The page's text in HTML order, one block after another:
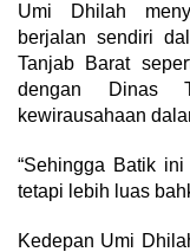
Umi Dhilah
berjalan sendiri
Tanjab Barat
dengan Dinas
kewirausahaan
“Sehingga Batik
tetapi lebih luas
Kedepan Umi